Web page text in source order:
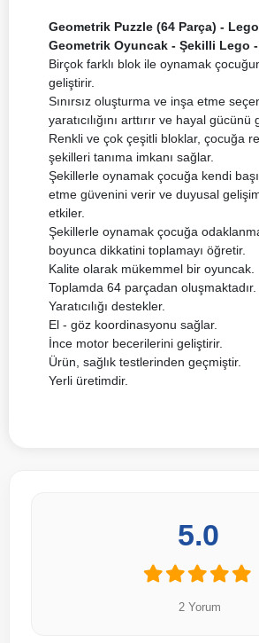
Geometrik Puzzle (64 Parça) -
Geometrik Oyuncak - Şekilli Lego
Birçok farklı blok ile oynamak
geliştirir.
Sınırsız oluşturma ve inşa etme
yaratıcılığını arttırır ve hayal gücünü
Renkli ve çok çeşitli bloklar, çocuğa
şekilleri tanıma imkanı sağlar.
Şekillerle oynamak çocuğa kendi
etme güvenini verir ve duyusal
etkiler.
Şekillerle oynamak çocuğa
boyunca dikkatini toplamayı öğretir.
Kalite olarak mükemmel bir oyuncak.
Toplamda 64 parçadan oluşmaktadır.
Yaratıcılığı destekler.
El - göz koordinasyonu sağlar.
İnce motor becerilerini geliştirir.
Ürün, sağlık testlerinden geçmiştir.
Yerli üretimdir.
5.0
2 Yorum